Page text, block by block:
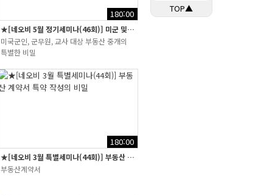
TOP▲
180:00
★[네오비 5월 정기세미나(46회)] 미군 및 군무원 부동산 중개의 특별한 비...
미국군인, 군무원, 교사 대상 부동산 중개의
특별한 비밀
180:00
★[네오비 3월 특별세미나(44회)] 부동산 계약서 특약 작성의 비밀
부동산계약서